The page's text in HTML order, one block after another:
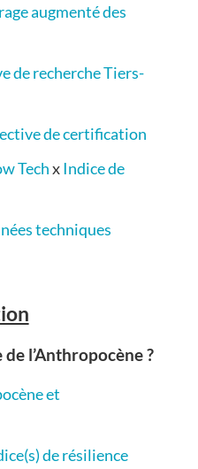
augmenté des
de recherche Tiers-
de certification
TechxIndice de
techniques
de l’Anthropocène ?
et
de résilience